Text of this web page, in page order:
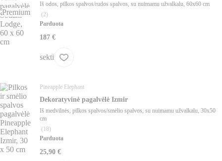
Premium
Iš odos, pilkos spalvos/rudos spalvos, su nuimamu užvalkalu, 60x60 cm
(2)
Parduota
187 €
sekti
Pineapple Elephant
Dekoratyvinė pagalvėlė Izmir
Iš medvilnės, pilkos spalvos/smėlio spalvos, su nuimamu užvalkalu, 30x50
cm
(18)
Parduota
25,90 €